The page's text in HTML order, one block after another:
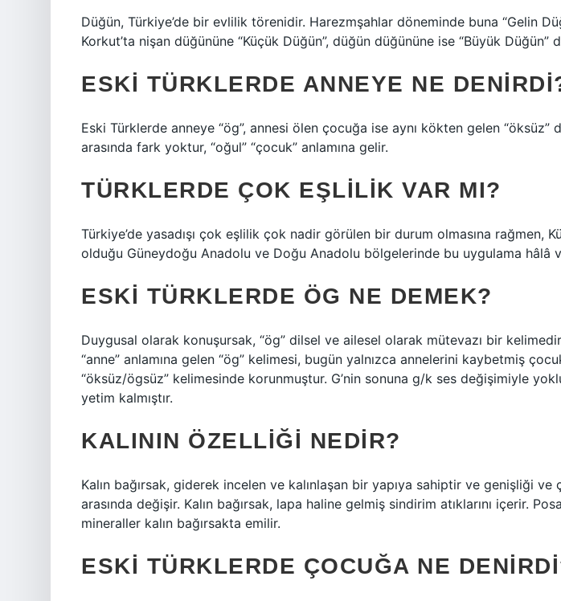
Düğün, Türkiye’de bir evlilik törenidir. Harezmşahlar döneminde buna “Gelin
Korkut’ta nişan düğününe “Küçük Düğün”, düğün düğününe ise “Büyük Düğün”
ESKI TÜRKLERDE ANNEYE NE
Eski Türklerde anneye “ög”, annesi ölen çocuğa ise aynı kökten gelen “öksüz”
arasında fark yoktur, “oğul” “çocuk” anlamına gelir.
TÜRKLERDE ÇOK EŞLILIK VAR MI?
Türkiye’de yasadışı çok eşlilik çok nadir görülen bir durum olmasına rağmen,
olduğu Güneydoğu Anadolu ve Doğu Anadolu bölgelerinde bu uygulama hâlâ
ESKI TÜRKLERDE ÖG NE DEMEK?
Duygusal olarak konuşursak, “ög” dilsel ve ailesel olarak mütevazı bir
“anne” anlamına gelen “ög” kelimesi, bugün yalnızca annelerini kaybetmiş
“öksüz/ögsüz” kelimesinde korunmuştur. G’nin sonuna g/k ses değişimiyle
yetim kalmıştır.
KALININ ÖZELLIĞI NEDIR?
Kalın bağırsak, giderek incelen ve kalınlaşan bir yapıya sahiptir ve genişliği ve
arasında değişir. Kalın bağırsak, lapa haline gelmiş sindirim atıklarını içerir.
mineraller kalın bağırsakta emilir.
ESKI TÜRKLERDE ÇOCUĞA NE